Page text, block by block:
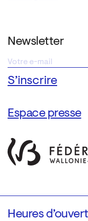
Newsletter
Espace presse
Heures